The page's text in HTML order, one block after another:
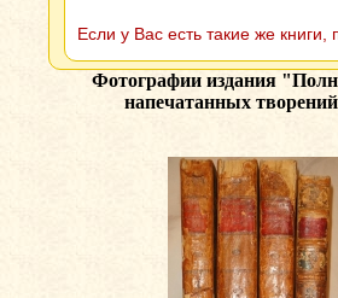
Если у Вас есть такие же
Фотографии издания
напечатанных